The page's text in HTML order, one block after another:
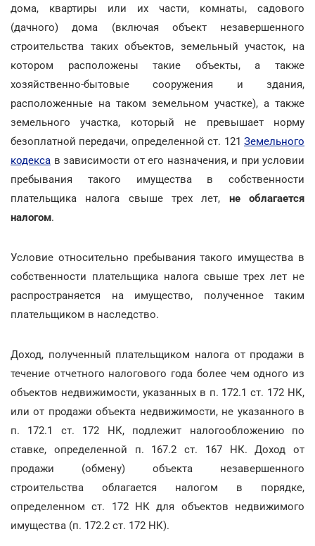
дома, квартиры или их части, комнаты, садового
(дачного) дома (включая объект незавершенного
строительства таких объектов, земельный участок, на
котором расположены такие объекты, а также
хозяйственно-бытовые сооружения и здания,
расположенные на таком земельном участке), а также
земельного участка, который не превышает норму
безоплатной передачи, определенной ст. 121 Земельного
кодекса в зависимости от его назначения, и при условии
пребывания такого имущества в собственности
плательщика налога свыше трех лет, не облагается
налогом.
Условие относительно пребывания такого имущества в
собственности плательщика налога свыше трех лет не
распространяется на имущество, полученное таким
плательщиком в наследство.
Доход, полученный плательщиком налога от продажи в
течение отчетного налогового года более чем одного из
объектов недвижимости, указанных в п. 172.1 ст. 172 НК,
или от продажи объекта недвижимости, не указанного в
п. 172.1 ст. 172 НК, подлежит налогообложению по
ставке, определенной п. 167.2 ст. 167 НК. Доход от
продажи (обмену) объекта незавершенного
строительства облагается налогом в порядке,
определенном ст. 172 НК для объектов недвижимого
имущества (п. 172.2 ст. 172 НК).